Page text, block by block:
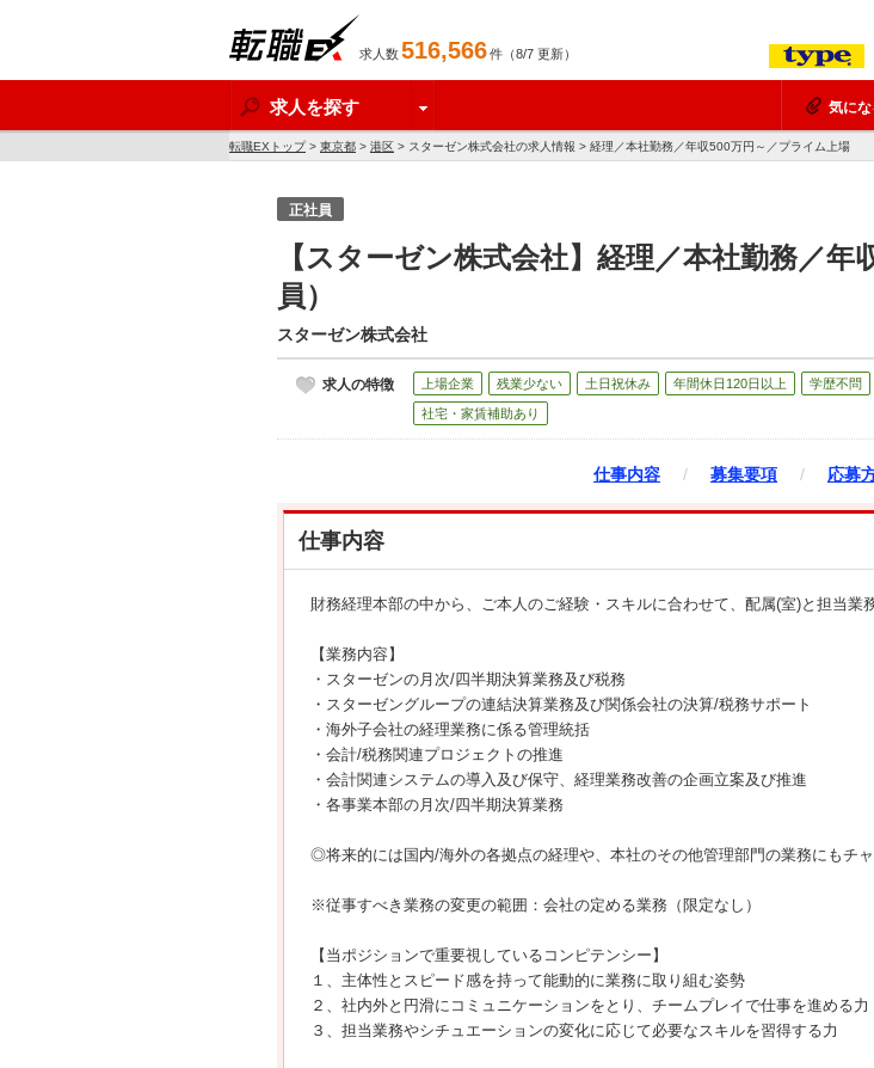
求人数516,566件（8/7 更新）
求人を探す 気にな
転職EXトップ> 東京都 > 港区 > スターゼン株式会社の求人情報 > 経理／本社勤務／年収500万円～／プライム上場
正社員
【スターゼン株式会社】経理／本社勤務／
員）
スターゼン株式会社
求人の特徴 上場企業 残業少ない 土日祝休み 年間休日120日以上 学歴不問
社宅・家賃補助あり
仕事内容 / 募集要項 / 応募
仕事内容
財務経理本部の中から、ご本人のご経験・スキルに合わせて、配属(室)と担当業
【業務内容】
・スターゼンの月次/四半期決算業務及び税務
・スターゼングループの連結決算業務及び関係会社の決算/税務サポート
・海外子会社の経理業務に係る管理統括
・会計/税務関連プロジェクトの推進
・会計関連システムの導入及び保守、経理業務改善の企画立案及び推進
・各事業本部の月次/四半期決算業務
◎将来的には国内/海外の各拠点の経理や、本社のその他管理部門の業務にもチャ
※従事すべき業務の変更の範囲：会社の定める業務（限定なし）
【当ポジションで重要視しているコンピテンシー】
１、主体性とスピード感を持って能動的に業務に取り組む姿勢
２、社内外と円滑にコミュニケーションをとり、チームプレイで仕事を進める力
３、担当業務やシチュエーションの変化に応じて必要なスキルを習得する力